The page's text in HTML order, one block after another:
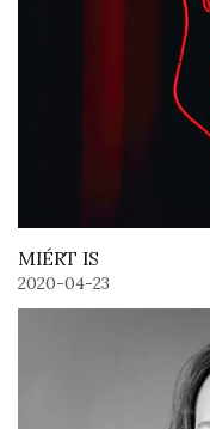
MIÉRT IS
2020-04-23